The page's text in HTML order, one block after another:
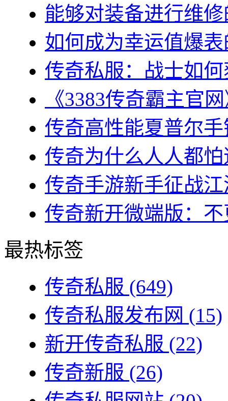
能够对装备进行维
如何成为幸运值爆
传奇私服：战士如
《3383传奇霸主官
传奇高性能夏普尔
传奇为什么人人都
传奇手游新手征战
传奇新开微端版：
最热标签
传奇私服 (649)
传奇私服发布网 (15)
新开传奇私服 (22)
传奇新服 (26)